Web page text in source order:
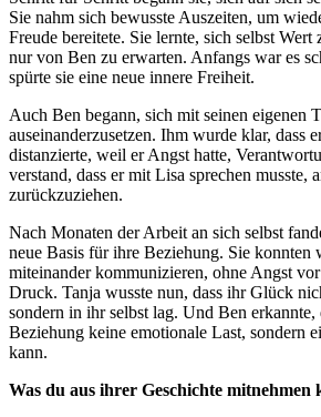
Sie nahm sich bewusste Auszeiten, um
Freude bereitete. Sie lernte, sich selbst Wert
nur von Ben zu erwarten. Anfangs war es
spürte sie eine neue innere Freiheit.
Auch Ben begann, sich mit seinen eigenen
auseinanderzusetzen. Ihm wurde klar, dass
distanzierte, weil er Angst hatte,
verstand, dass er mit Lisa sprechen musste,
zurückzuziehen.
Nach Monaten der Arbeit an sich selbst
neue Basis für ihre Beziehung. Sie konnten
miteinander kommunizieren, ohne Angst
Druck. Tanja wusste nun, dass ihr Glück
sondern in ihr selbst lag. Und Ben erkannte,
Beziehung keine emotionale Last, sondern
kann.
Was du aus ihrer Geschichte mitnehmen